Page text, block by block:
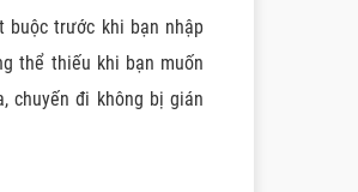
buộc trước khi bạn nhập
thể thiếu khi bạn muốn
chuyến đi không bị gián